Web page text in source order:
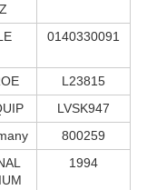
0140330091
L23815
LVSK947
800259
1994